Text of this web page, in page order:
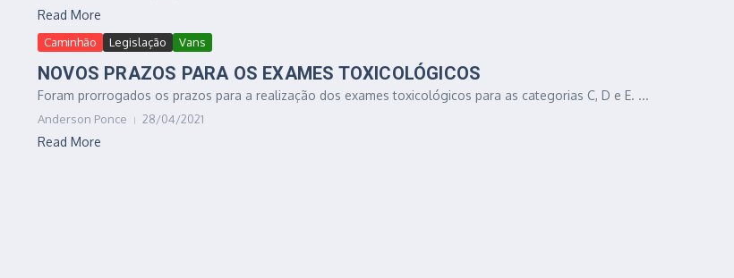
Read More
Caminhão Legislação Vans
NOVOS PRAZOS PARA OS EXAMES TOXICOLÓGICOS
Foram prorrogados os prazos para a realização dos exames toxicológicos para as categorias C, D e E. ...
Anderson Ponce 28/04/2021
Read More